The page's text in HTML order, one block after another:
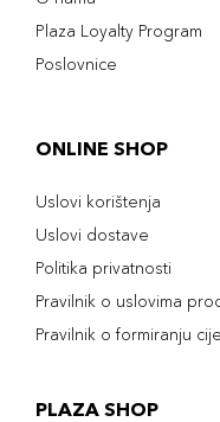
Plaza Loyalty Program
Poslovnice
ONLINE SHOP
Uslovi korištenja
Uslovi dostave
Politika privatnosti
Pravilnik o uslovima
Pravilnik o formiranju
PLAZA SHOP